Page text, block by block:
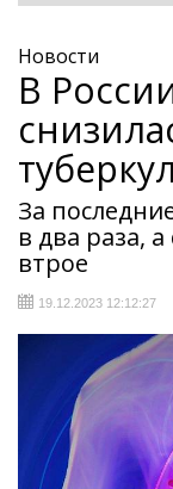
Новости
В
За
в два раза,
втрое
19.12.2023 12:12:27